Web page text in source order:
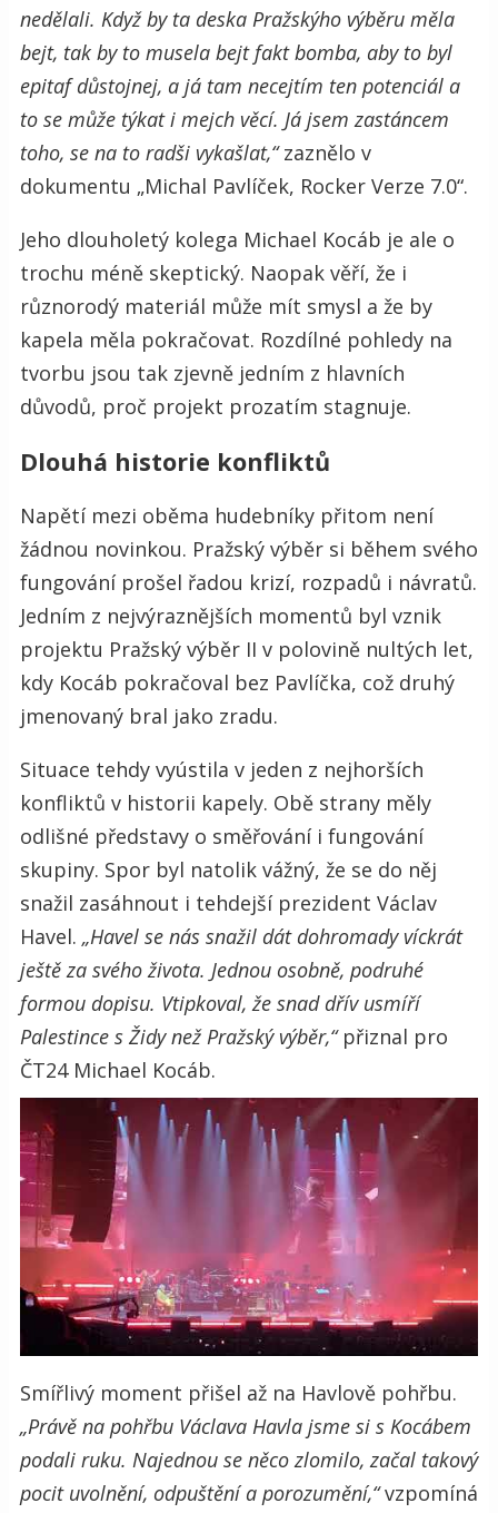
nedělali. Když by ta deska Pražskýho výběru měla
bejt, tak by to musela bejt fakt bomba, aby to byl
epitaf důstojnej, a já tam necejtím ten potenciál a
to se může týkat i mejch věcí. Já jsem zastáncem
toho, se na to radši vykašlat,“zaznělo v
dokumentu „Michal Pavlíček, Rocker Verze 7.0“.
Jeho dlouholetý kolega Michael Kocáb je ale o
trochu méně skeptický. Naopak věří, že i
různorodý materiál může mít smysl a že by
kapela měla pokračovat. Rozdílné pohledy na
tvorbu jsou tak zjevně jedním z hlavních
důvodů, proč projekt prozatím stagnuje.
Dlouhá historie konfliktů
Napětí mezi oběma hudebníky přitom není
žádnou novinkou. Pražský výběr si během svého
fungování prošel řadou krizí, rozpadů i návratů.
Jedním z nejvýraznějších momentů byl vznik
projektu Pražský výběr II v polovině nultých let,
kdy Kocáb pokračoval bez Pavlíčka, což druhý
jmenovaný bral jako zradu.
Situace tehdy vyústila v jeden z nejhorších
konfliktů v historii kapely. Obě strany měly
odlišné představy o směřování i fungování
skupiny. Spor byl natolik vážný, že se do něj
snažil zasáhnout i tehdejší prezident Václav
Havel. „Havel se nás snažil dát dohromady víckrát
ještě za svého života. Jednou osobně, podruhé
formou dopisu. Vtipkoval, že snad dřív usmíří
Palestince s Židy než Pražský výběr,“přiznal pro
ČT24 Michael Kocáb.
Smířlivý moment přišel až na Havlově pohřbu.
„Právě na pohřbu Václava Havla jsme si s Kocábem
podali ruku. Najednou se něco zlomilo, začal takový
pocit uvolnění, odpuštění a porozumění,“vzpomíná